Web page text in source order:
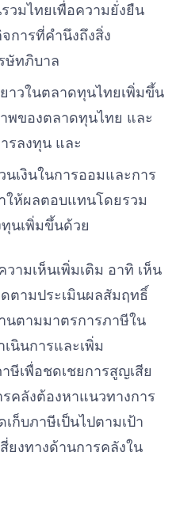
วมไทยเพื่อความยั่งยืน
การที่คำนึงถึงสิ่ง
ษัทภิบาล
าวในตลาดทุนไทยเพิ่มขึ้น
พของตลาดทุนไทย และ
รลงทุน และ
นเงินในการออมและการ
ให้ผลตอบแทนโดยรวม
นเพิ่มขึ้นด้วย
ามเห็นเพิ่มเติม อาทิ เห็น
ตามประเมินผลสัมฤทธิ์
นตามมาตรการภาษีใน
นินการและเพิ่ม
ษีเพื่อชดเชยการสูญเสีย
คลังต้องหาแนวทางการ
ก็บภาษีเป็นไปตามเป้า
ยงทางด้านการคลังใน